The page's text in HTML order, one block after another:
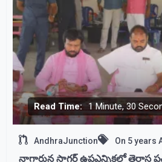
Read Time: 1 Minute, 30
AndhraJunction On 5 years
నాగార్జున సాగర్ ఉపఎన్నికల్లో తెరాస